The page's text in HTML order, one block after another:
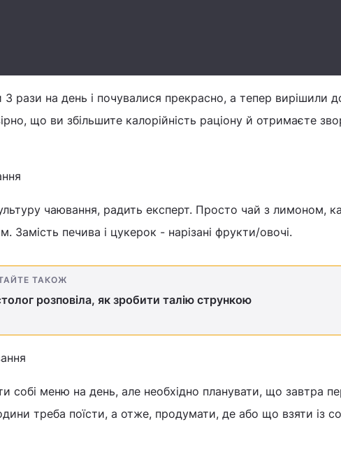
рази на день і почувалися прекрасно, а тепер вирішили
що ви збільшите калорійність раціону й отримаєте
чаювання, радить експерт. Просто чай з лимоном,
Замість печива і цукерок - нарізані фрукти/овочі.
ТАКОЖ
розповіла, як зробити талію стрункою
собі меню на день, але необхідно планувати, що завтра
треба поїсти, а отже, продумати, де або що взяти із